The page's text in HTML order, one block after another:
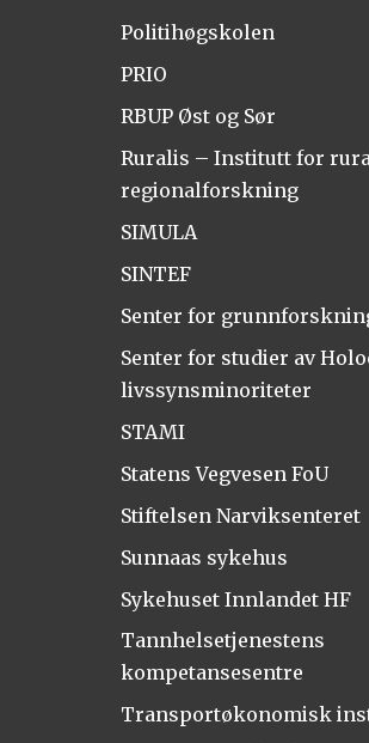
Politihøgskolen
PRIO
RBUP Øst og Sør
Ruralis – Institutt for
regionalforskning
SIMULA
SINTEF
Senter for
Senter for studier av
livssynsminoriteter
STAMI
Statens Vegvesen FoU
Stiftelsen Narviksenteret
Sunnaas sykehus
Sykehuset Innlandet HF
Tannhelsetjenestens
kompetansesentre
Transportøkonomisk